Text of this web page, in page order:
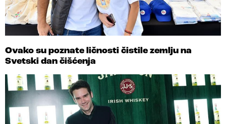
Ovako su poznate ličnosti čistile zemlju na
Svetski dan čišćenja